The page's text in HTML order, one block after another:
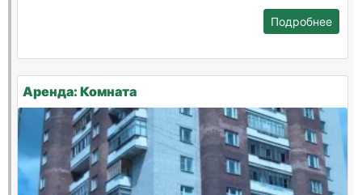
Подробнее
Аренда: Комната